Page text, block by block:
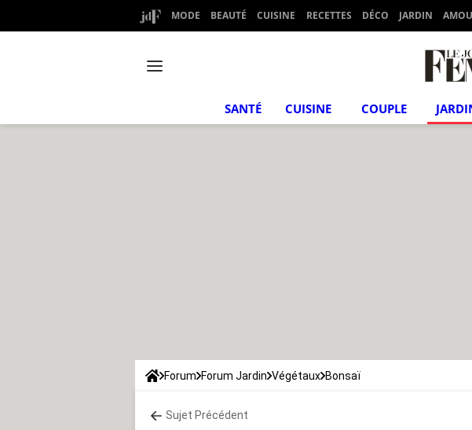
MODE BEAUTÉ CUISINE RECETTES DÉCO JARDIN
SANTÉ CUISINE COUPLE
Forum Forum Jardin Végétaux Bonsaï
Sujet Précédent